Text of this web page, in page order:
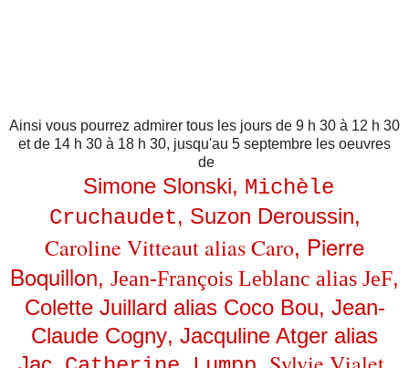
Ainsi vous pourrez admirer tous les jours de 9 h 30 à 12 h 30
et de 14 h 30 à 18 h 30, jusqu'au 5 septembre les oeuvres
de
Simone Slonski, Michèle
Cruchaudet, Suzon Deroussin,
Caroline Vitteaut alias Caro, Pierre
Boquillon, Jean-François Leblanc alias JeF,
Colette Juillard alias Coco Bou, Jean-
Claude Cogny, Jacquline Atger alias